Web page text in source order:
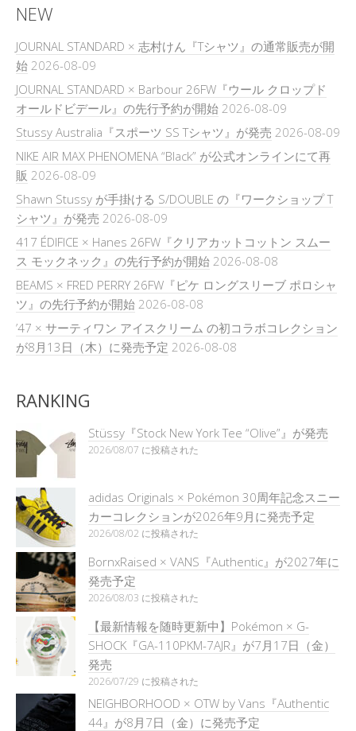
NEW
JOURNAL STANDARD × 志村けん『Tシャツ』の通常販売が開
始 2026-08-09
JOURNAL STANDARD × Barbour 26FW『ウール クロップド
オールドビデール』の先行予約が開始 2026-08-09
Stussy Australia『スポーツ SS Tシャツ』が発売 2026-08-09
NIKE AIR MAX PHENOMENA “Black” が公式オンラインにて再
販 2026-08-09
Shawn Stussy が手掛ける S/DOUBLE の『ワークショップ T
シャツ』が発売 2026-08-09
417 ÉDIFICE × Hanes 26FW『クリアカットコットン スムー
ス モックネック』の先行予約が開始 2026-08-08
BEAMS × FRED PERRY 26FW『ピケ ロングスリーブ ポロシャ
ツ』の先行予約が開始 2026-08-08
’47 × サーティワン アイスクリーム の初コラボコレクション
が8月13日（木）に発売予定 2026-08-08
RANKING
Stüssy『Stock New York Tee “Olive”』が発売
2026/08/07 に投稿された
adidas Originals × Pokémon 30周年記念スニー
カーコレクションが2026年9月に発売予定
2026/08/02 に投稿された
BornxRaised × VANS『Authentic』が2027年に
発売予定
2026/08/03 に投稿された
【最新情報を随時更新中】Pokémon × G-
SHOCK『GA-110PKM-7AJR』が7月17日（金）
発売
2026/07/29 に投稿された
NEIGHBORHOOD × OTW by Vans『Authentic
44』が8月7日（金）に発売予定